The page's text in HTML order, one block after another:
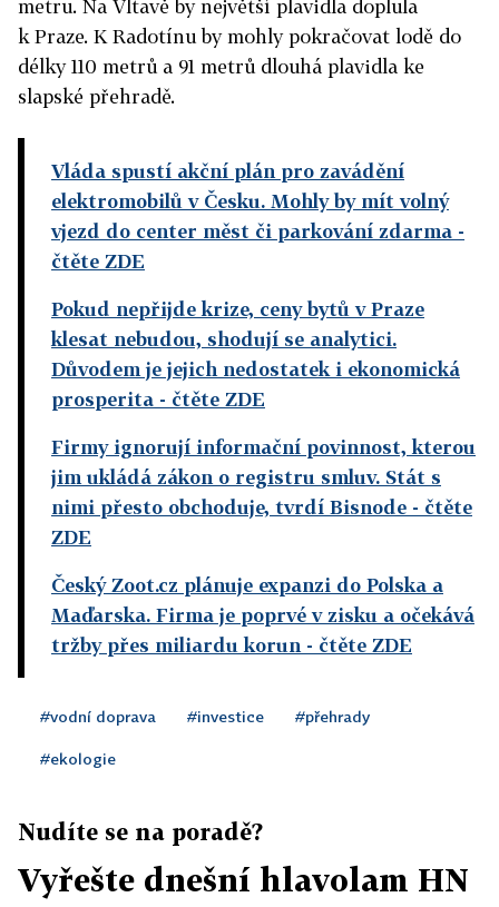
metru. Na Vltavě by největší plavidla doplula
k Praze. K Radotínu by mohly pokračovat lodě do
délky 110 metrů a 91 metrů dlouhá plavidla ke
slapské přehradě.
Vláda spustí akční plán pro zavádění
elektromobilů v Česku. Mohly by mít volný
vjezd do center měst či parkování zdarma -
čtěte ZDE
Pokud nepřijde krize, ceny bytů v Praze
klesat nebudou, shodují se analytici.
Důvodem je jejich nedostatek i ekonomická
prosperita - čtěte ZDE
Firmy ignorují informační povinnost, kterou
jim ukládá zákon o registru smluv. Stát s
nimi přesto obchoduje, tvrdí Bisnode - čtěte
ZDE
Český Zoot.cz plánuje expanzi do Polska a
Maďarska. Firma je poprvé v zisku a očekává
tržby přes miliardu korun - čtěte ZDE
#vodní doprava #investice #přehrady
#ekologie
Nudíte se na poradě?
Vyřešte dnešní hlavolam HN